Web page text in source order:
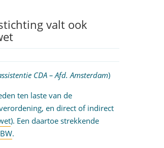
valt ook
CDA – Afd. Amsterdam)
ten laste van de
en direct of indirect
). Een daartoe strekkende
.